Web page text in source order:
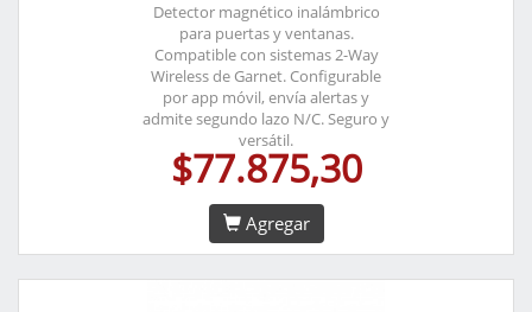
Detector magnético inalámbrico
para puertas y ventanas.
Compatible con sistemas 2-Way
Wireless de Garnet. Configurable
por app móvil, envía alertas y
admite segundo lazo N/C. Seguro y
versátil.
$77.875,30
Agregar